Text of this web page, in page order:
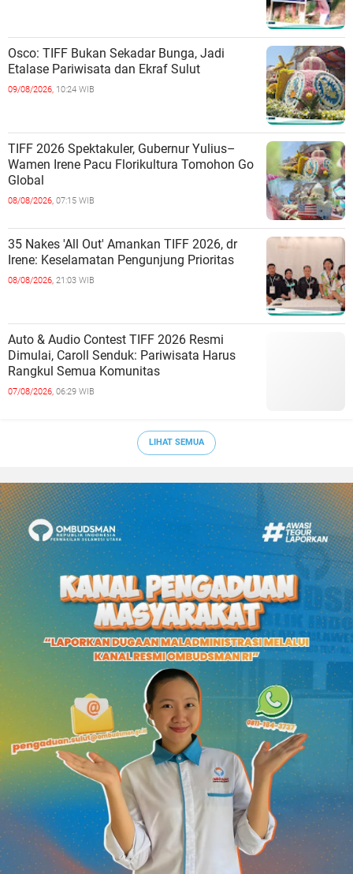
Osco: TIFF Bukan Sekadar Bunga, Jadi
Etalase Pariwisata dan Ekraf Sulut
09/08/2026, 10:24 WIB
TIFF 2026 Spektakuler, Gubernur Yulius–
Wamen Irene Pacu Florikultura Tomohon Go
Global
08/08/2026, 07:15 WIB
35 Nakes 'All Out' Amankan TIFF 2026, dr
Irene: Keselamatan Pengunjung Prioritas
08/08/2026, 21:03 WIB
Auto & Audio Contest TIFF 2026 Resmi
Dimulai, Caroll Senduk: Pariwisata Harus
Rangkul Semua Komunitas
07/08/2026, 06:29 WIB
LIHAT SEMUA